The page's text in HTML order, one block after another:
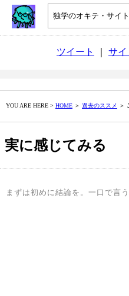
ツイート サ
YOU ARE HERE > HOME ＞ 過去のススメ ＞
実に感じてみる
まずは初めに結論を。一口で言